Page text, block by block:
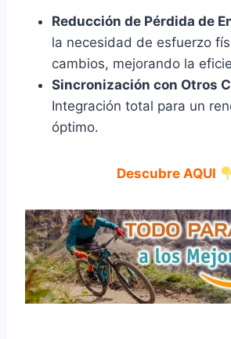
Reducción de Pérdida de
la necesidad de esfuerzo
cambios, mejorando la
Sincronización con Otros
Integración total para un
óptimo.
Descubre AQUI